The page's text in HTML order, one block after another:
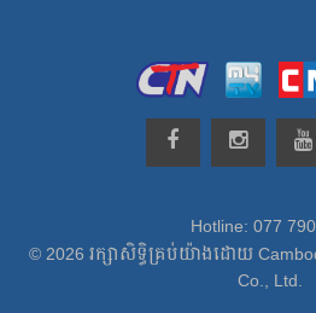
Hotline: 077
© 2026 រក្សាសិទ្ធិគ្រប់យ៉ាងដោយ
Co., Ltd.